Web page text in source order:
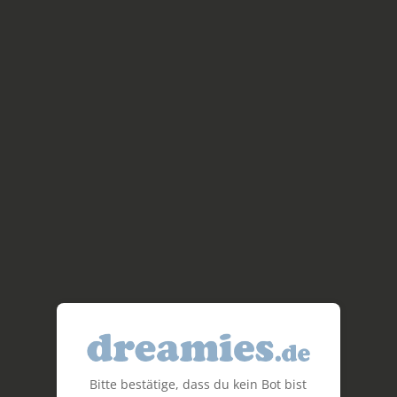
Bitte bestätige, dass du kein Bot bist